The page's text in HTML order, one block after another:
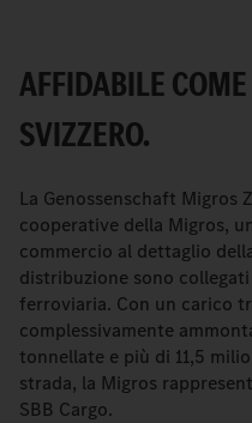
AFFIDABILE
SVIZZERO.
La Genossenschaft Migros
cooperative della Migros,
commercio al dettaglio
distribuzione sono
ferroviaria. Con un carico
complessivamente
tonnellate e più di 11,5
strada, la Migros
SBB Cargo.